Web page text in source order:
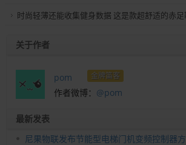
时尚轻薄还能收集健身数据 这是款超舒适的赤足
关于作者
pom 金牌笛客
作者微博： @pom
最新发表
尼果物联发布节能型电梯门机变频控制器